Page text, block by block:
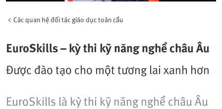
Các quan hệ đối tác giáo dục toàn cầu
EuroSkills – kỳ thi kỹ năng nghề châu Âu
Được đào tạo cho một tương lai xanh hơn
EuroSkills là kỳ thi kỹ năng nghề châu Âu